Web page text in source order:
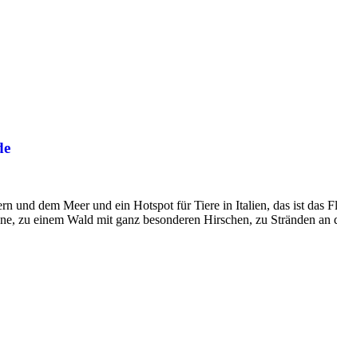
und dem Meer und ein Hotspot für Tiere in Italien, das ist das
zu einem Wald mit ganz besonderen Hirschen, zu Stränden